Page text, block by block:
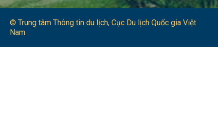
© Trung tâm Thông tin du lịch​, Cục Du lịch Quốc gia Việt
Nam